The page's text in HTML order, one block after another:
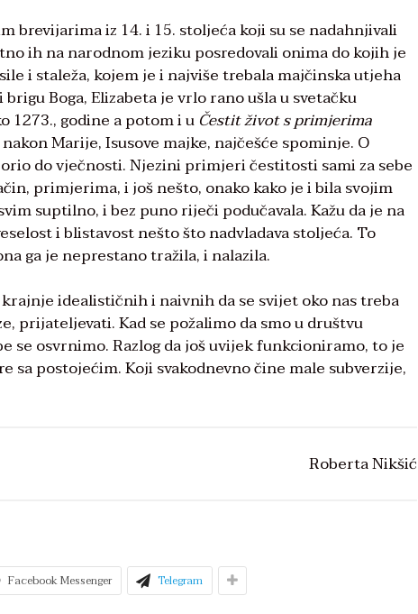
brevijarima iz 14. i 15. stoljeća koji su se nadahnjivali
ih na narodnom jeziku posredovali onima do kojih je
i staleža, kojem je i najviše trebala majčinska utjeha
Boga, Elizabeta je vrlo rano ušla u svetačku
1273., godine a potom i u Čestit život s primjerima
Marije, Isusove majke, najčešće spominje. O
do vječnosti. Njezini primjeri čestitosti sami za sebe
primjerima, i još nešto, onako kako je i bila svojim
suptilno, i bez puno riječi podučavala. Kažu da je na
i blistavost nešto što nadvladava stoljeća. To
ga je neprestano tražila, i nalazila.
idealističnih i naivnih da se svijet oko nas treba
prijateljevati. Kad se požalimo da smo u društvu
se osvrnimo. Razlog da još uvijek funkcioniramo, to je
postojećim. Koji svakodnevno čine male subverzije,
Roberta Nikšić
Facebook Messenger Telegram